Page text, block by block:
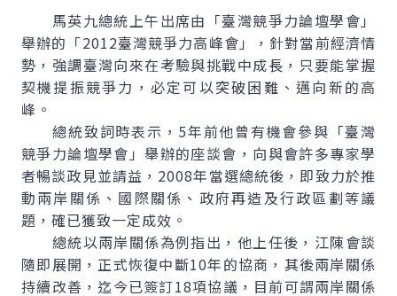
馬英九總統上午出席由「臺灣競爭力論壇學會」
舉辦的「2012臺灣競爭力高峰會」，針對當前經濟情
勢，強調臺灣向來在考驗與挑戰中成長，只要能掌握
契機提振競爭力，必定可以突破困難、邁向新的高
峰。
總統致詞時表示，5年前他曾有機會參與「臺灣
競爭力論壇學會」舉辦的座談會，向與會許多專家學
者暢談政見並請益，2008年當選總統後，即致力於推
動兩岸關係、國際關係、政府再造及行政區劃等議
題，確已獲致一定成效。
總統以兩岸關係為例指出，他上任後，江陳會談
隨即展開，正式恢復中斷10年的協商，其後兩岸關係
持續改善，迄今已簽訂18項協議，目前可謂兩岸關係